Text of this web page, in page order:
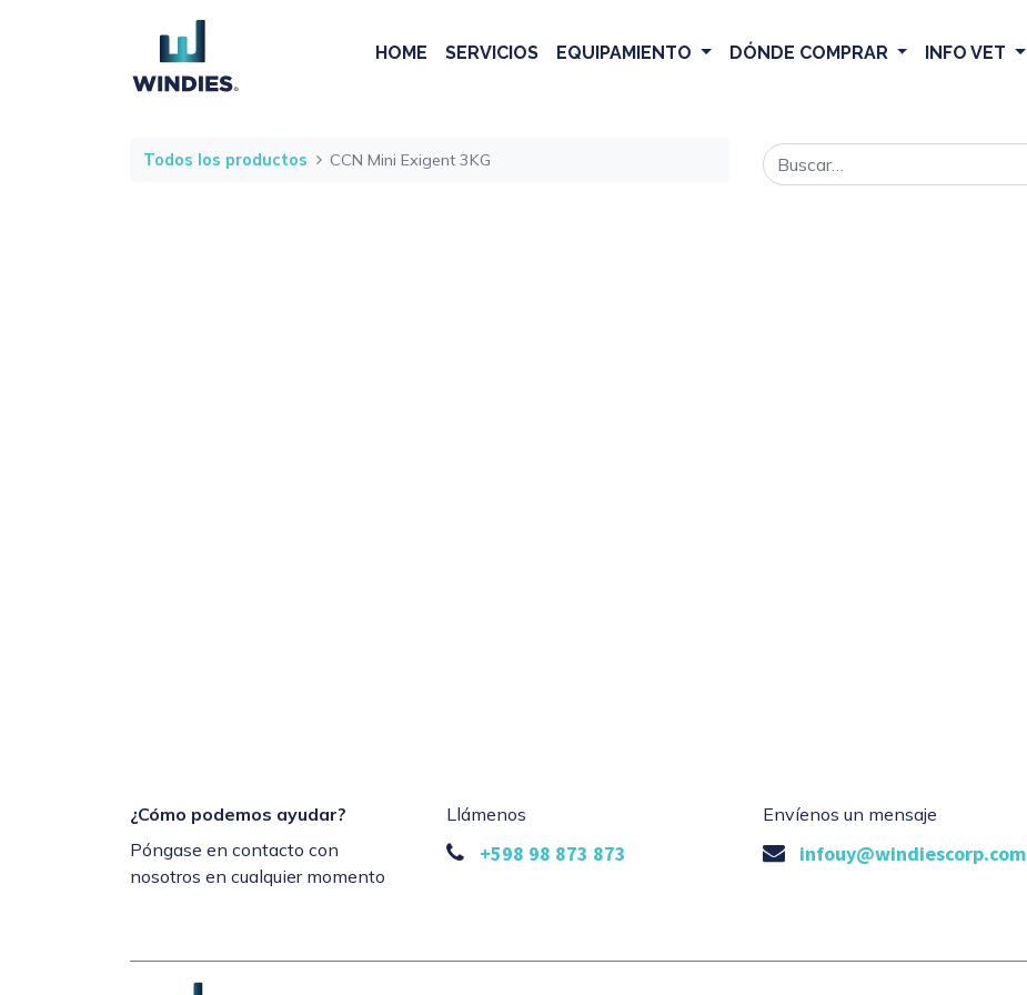
HOME SERVICIOS EQUIPAMIENTO DÓNDE COMPRAR INFO VET
Todos los productos CCN Mini Exigent 3KG
¿Cómo podemos ayudar?
Póngase en contacto con
nosotros en cualquier momento
Llámenos
+598 98 873 873
Envíenos un mensaje
infouy@windiescorp.com